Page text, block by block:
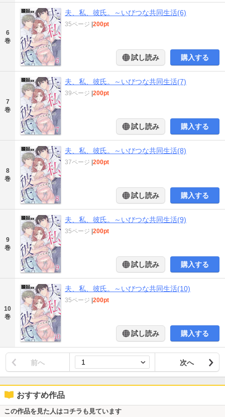
6
巻
夫、私、彼氏。～いびつな共同生活(6)
35ページ 200pt
試し読み 購入する
7
巻
夫、私、彼氏。～いびつな共同生活(7)
39ページ 200pt
試し読み 購入する
8
巻
夫、私、彼氏。～いびつな共同生活(8)
37ページ 200pt
試し読み 購入する
9
巻
夫、私、彼氏。～いびつな共同生活(9)
35ページ 200pt
試し読み 購入する
10
巻
夫、私、彼氏。～いびつな共同生活(10)
35ページ 200pt
試し読み 購入する
前へ 次へ
おすすめ作品
この作品を見た人はコチラも見ています